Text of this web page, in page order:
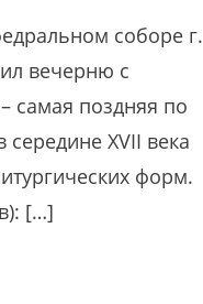
соборе г.
вечерню с
самая поздняя по
XVII века
форм.
[…]